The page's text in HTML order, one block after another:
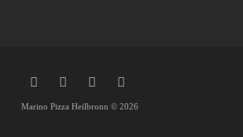
Marino Pizza Heilbronn © 2026